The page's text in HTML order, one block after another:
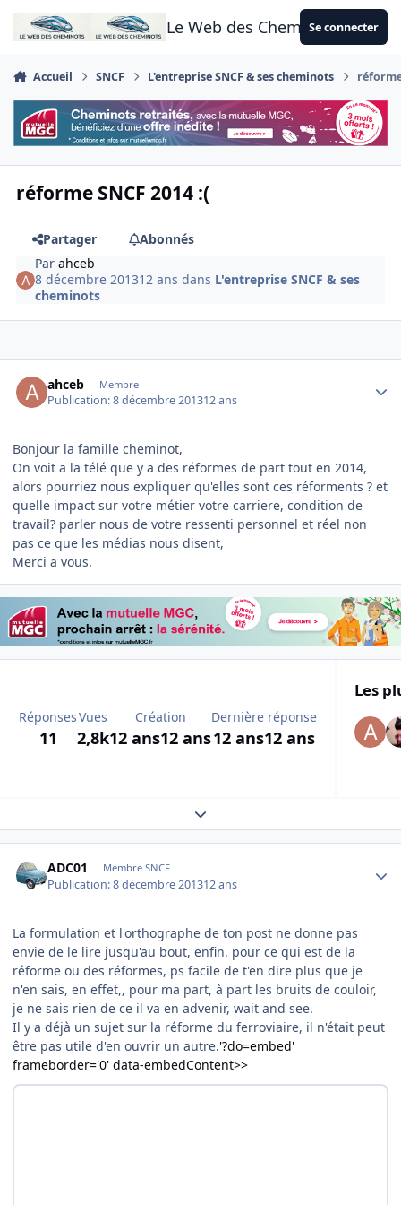
Aller au contenu
Le Web des CheminotsSe connecter
Accueil SNCF L'entreprise SNCF & ses cheminots
réforme SNCF 2014 :(
Partager
Abonnés
Parahceb
8 décembre 201312 ans dans L'entreprise SNCF & ses
cheminots
ahceb Membre
Publication:8 décembre 201312 ans
Bonjour la famille cheminot,
On voit a la télé que y a des réformes de part tout en 2014,
alors pourriez nous expliquer qu'elles sont ces réforments ? et
quelle impact sur votre métier votre carriere, condition de
travail? parler nous de votre ressenti personnel et réel non
pas ce que les médias nous disent,
Merci a vous.
Réponses
11
Vues
2,8k
Création
12 ans12 ans
Dernière réponse
12 ans12 ans
Les
Expand topic overview
ADC01 Membre SNCF
Publication:8 décembre 201312 ans
La formulation et l'orthographe de ton post ne donne pas
envie de le lire jusqu'au bout, enfin, pour ce qui est de la
réforme ou des réformes, ps facile de t'en dire plus que je
n'en sais, en effet,, pour ma part, à part les bruits de couloir,
je ne sais rien de ce il va en advenir, wait and see.
Il y a déjà un sujet sur la réforme du ferroviaire, il n'était peut
être pas utile d'en ouvrir un autre.'?do=embed'
frameborder='0' data-embedContent>>